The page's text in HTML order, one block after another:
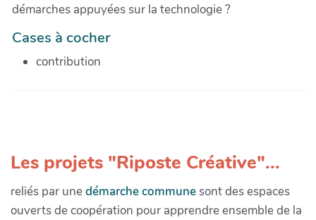
démarches appuyées sur la technologie ?
Cases à cocher
contribution